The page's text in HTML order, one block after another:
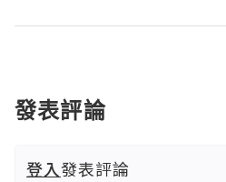
發表評論
登入發表評論